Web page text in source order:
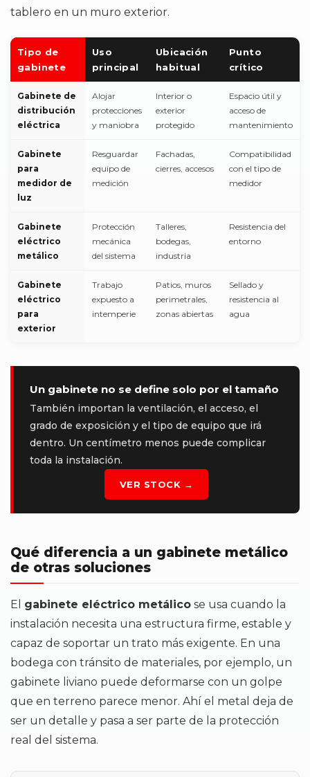
tablero en un muro exterior.
Tipo de
gabinete
Uso
principal
Ubicación
habitual
Punto
crítico
Gabinete de
distribución
eléctrica
Alojar
protecciones
y maniobra
Interior o
exterior
protegido
Espacio útil y
acceso de
mantenimiento
Gabinete
para
medidor de
luz
Resguardar
equipo de
medición
Fachadas,
cierres, accesos
Compatibilidad
con el tipo de
medidor
Gabinete
eléctrico
metálico
Protección
mecánica
del sistema
Talleres,
bodegas,
industria
Resistencia del
entorno
Gabinete
eléctrico
para
exterior
Trabajo
expuesto a
intemperie
Patios, muros
perimetrales,
zonas abiertas
Sellado y
resistencia al
agua
Un gabinete no se define solo por el tamaño
También importan la ventilación, el acceso, el
grado de exposición y el tipo de equipo que irá
dentro. Un centímetro menos puede complicar
toda la instalación.
VER STOCK →
Qué diferencia a un gabinete metálico
de otras soluciones
El gabinete eléctrico metálico se usa cuando la
instalación necesita una estructura firme, estable y
capaz de soportar un trato más exigente. En una
bodega con tránsito de materiales, por ejemplo, un
gabinete liviano puede deformarse con un golpe
que en terreno parece menor. Ahí el metal deja de
ser un detalle y pasa a ser parte de la protección
real del sistema.